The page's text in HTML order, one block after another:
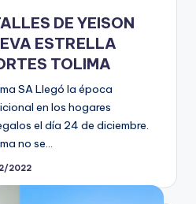
DE YEISON
ESTRELLA
TOLIMA
SA Llegó la época
en los hogares
el día 24 de diciembre.
no se…
2022